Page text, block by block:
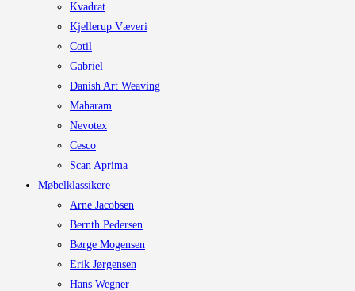
Kvadrat
Kjellerup Væveri
Cotil
Gabriel
Danish Art Weaving
Maharam
Nevotex
Cesco
Scan Aprima
Møbelklassikere
Arne Jacobsen
Bernth Pedersen
Børge Mogensen
Erik Jørgensen
Hans Wegner